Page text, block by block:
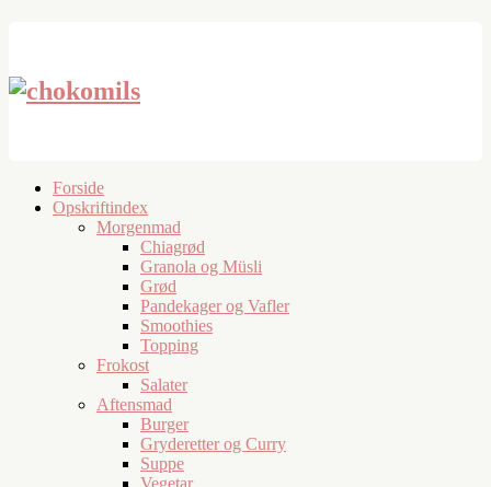
Forside
Opskriftindex
Morgenmad
Chiagrød
Granola og Müsli
Grød
Pandekager og Vafler
Smoothies
Topping
Frokost
Salater
Aftensmad
Burger
Gryderetter og Curry
Suppe
Vegetar